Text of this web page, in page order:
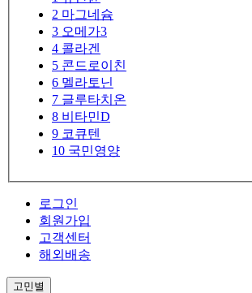
2 마그네슘
3 오메가3
4 콜라겐
5 콘드로이친
6 멜라토닌
7 글루타치온
8 비타민D
9 코큐텐
10 국민영양
로그인
회원가입
고객센터
해외배송
고민별